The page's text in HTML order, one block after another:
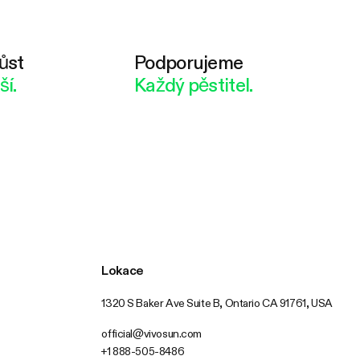
Podporujeme
Každý pěstitel.
Lokace
1320 S Baker Ave Suite B, Ontario CA 91761, USA
official@vivosun.com
+1 888-505-8486